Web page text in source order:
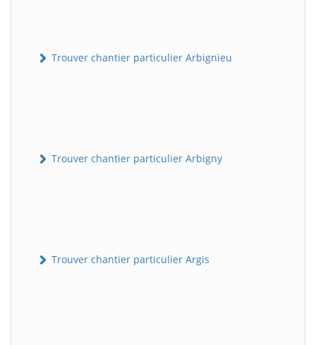
Trouver chantier particulier Arbignieu
Trouver chantier particulier Arbigny
Trouver chantier particulier Argis